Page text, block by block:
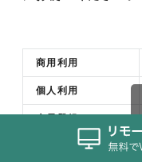
商用利用
個人利用